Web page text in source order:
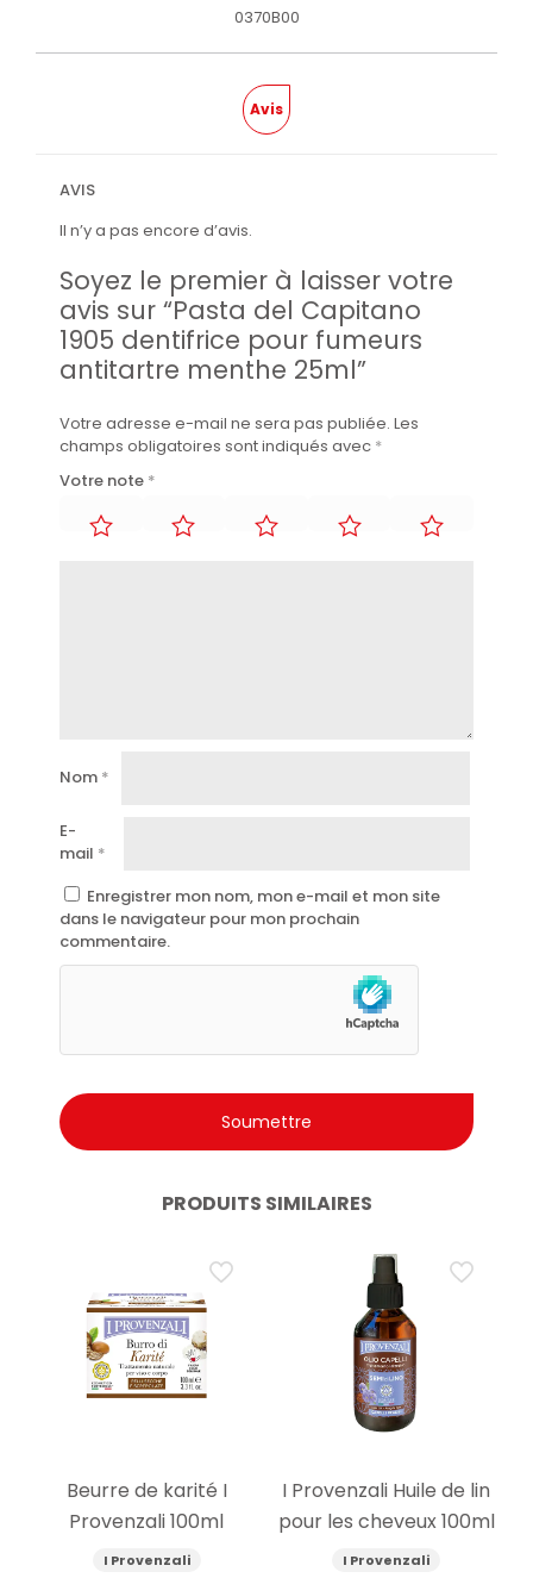
0370B00
Avis
AVIS
Il n’y a pas encore d’avis.
Soyez le premier à laisser votre
avis sur “Pasta del Capitano
1905 dentifrice pour fumeurs
antitartre menthe 25ml”
Votre adresse e-mail ne sera pas publiée. Les
champs obligatoires sont indiqués avec *
Votre note *
Nom *
E-
mail *
Enregistrer mon nom, mon e-mail et mon site
dans le navigateur pour mon prochain
commentaire.
PRODUITS SIMILAIRES
Beurre de karité I
Provenzali 100ml
I Provenzali
I Provenzali Huile de lin
pour les cheveux 100ml
I Provenzali